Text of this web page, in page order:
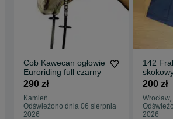
Cob Kawecan ogłowie
Euroriding full czarny
290 zł
Kamień
Odświeżono dnia 06 sierpnia
2026
142
200 zł
2026